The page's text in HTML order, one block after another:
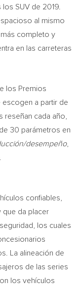
SUV de 2019.
al mismo
más completo y
en las carreteras
los Premios
a partir de
cada año,
30 parámetros en
desempeño,
confiables,
que da placer
los cuales
La alineación de
de las series
los vehículos